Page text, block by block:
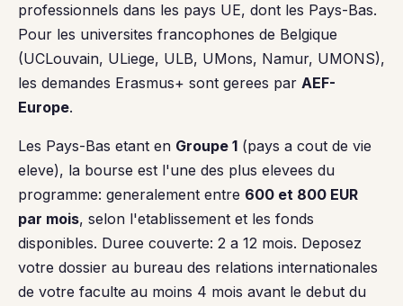
professionnels dans les pays UE, dont les Pays-Bas.
Pour les universites francophones de Belgique
(UCLouvain, ULiege, ULB, UMons, Namur, UMONS),
les demandes Erasmus+ sont gerees par AEF-
Europe.
Les Pays-Bas etant en Groupe 1 (pays a cout de vie
eleve), la bourse est l'une des plus elevees du
programme: generalement entre 600 et 800 EUR
par mois, selon l'etablissement et les fonds
disponibles. Duree couverte: 2 a 12 mois. Deposez
votre dossier au bureau des relations internationales
de votre faculte au moins 4 mois avant le debut du